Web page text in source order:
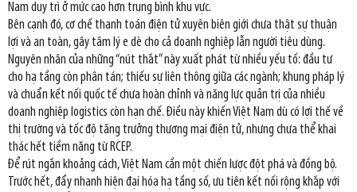
Nam duy trì ở mức cao hơn trung bình khu vực.
Bên cạnh đó, cơ chế thanh toán điện tử xuyên biên giới chưa thật sự thuận
lợi và an toàn, gây tâm lý e dè cho cả doanh nghiệp lẫn người tiêu dùng.
Nguyên nhân của những “nút thắt” này xuất phát từ nhiều yếu tố: đầu tư
cho hạ tầng còn phân tán; thiếu sự liên thông giữa các ngành; khung pháp lý
và chuẩn kết nối quốc tế chưa hoàn chỉnh và năng lực quản trị của nhiều
doanh nghiệp logistics còn hạn chế. Điều này khiến Việt Nam dù có lợi thế về
thị trường và tốc độ tăng trưởng thương mại điện tử, nhưng chưa thể khai
thác hết tiềm năng từ RCEP.
Để rút ngắn khoảng cách, Việt Nam cần một chiến lược đột phá và đồng bộ.
Trước hết, đẩy nhanh hiện đại hóa hạ tầng số, ưu tiên kết nối rộng khắp với